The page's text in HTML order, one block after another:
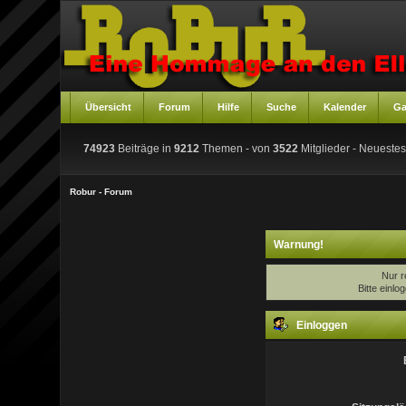
Übersicht Forum Hilfe Suche Kalender
74923 Beiträge in9212 Themen - von3522 Mitglieder -
Robur - Forum
Warnung!
Nur
Bitte
Einloggen